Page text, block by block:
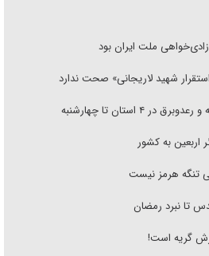
ملت ایران بود
شهید لاریجانی» صحت ندارد
استان تا چهارشنبه
تنگه هرمز نیست
تا نبرد رمضان
گریه است!